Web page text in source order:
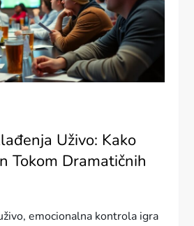
Uživo: Kako
Tokom Dramatičnih
emocionalna kontrola igra